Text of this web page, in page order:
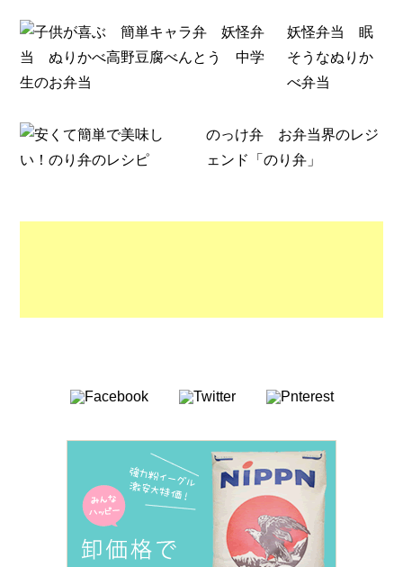
妖怪弁当 眠
そうなぬりか
べ弁当
のっけ弁 お弁当界のレジ
ェンド「のり弁」